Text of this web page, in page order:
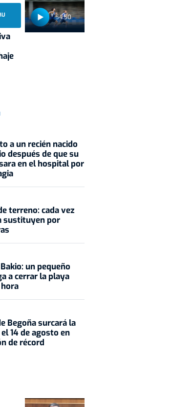
54:50
a un recién nacido
después de que su
en el hospital por
terreno: cada vez
sustituyen por
un pequeño
a cerrar la playa
Begoña surcará la
14 de agosto en
de récord